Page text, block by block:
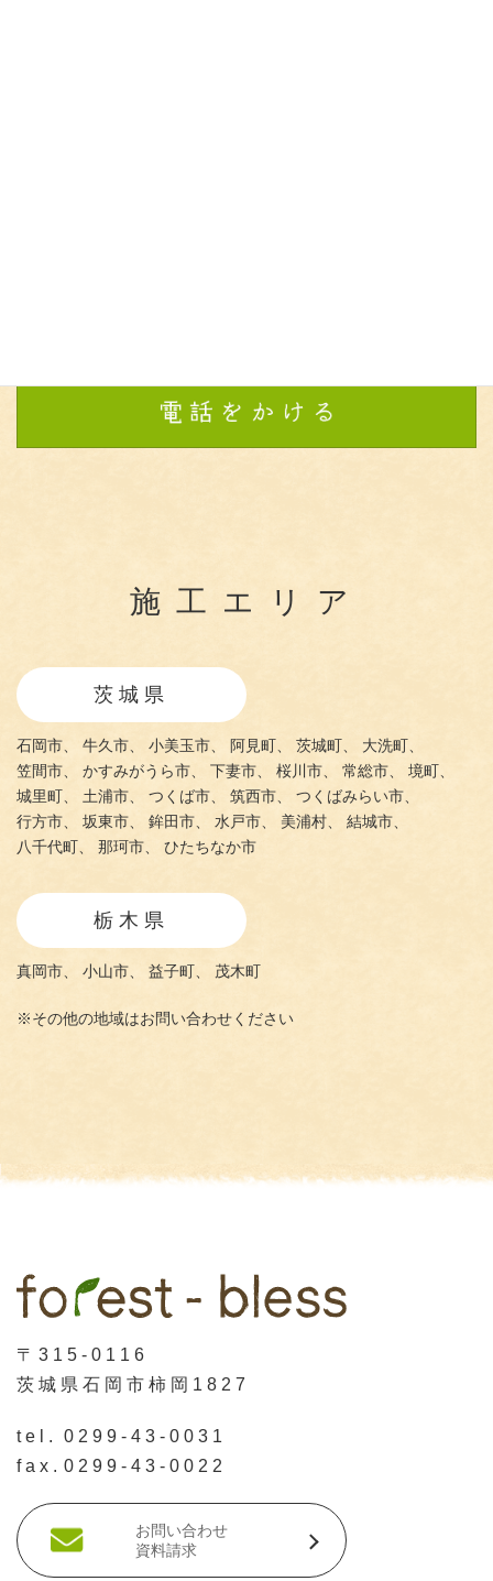
施工エリア
茨城県
石岡市、 牛久市、 小美玉市、 阿見町、 茨城町、
大洗町、
笠間市、
かすみがうら市、 下妻市、 桜川市、 常総市、
境町、
城里町、
土浦市、 つくば市、 筑西市、
つくばみらい市、
行方市、
坂東市、 鉾田市、 水戸市、 美浦村、
結城市、
八千代町、
那珂市、 ひたちなか市
栃木県
真岡市、 小山市、 益子町、 茂木町
※その他の地域はお問い合わせください
〒315-0116
茨城県石岡市柿岡1827
tel.
0299-43-0031
fax. 0299-43-0022
お問い合わせ
資料請求